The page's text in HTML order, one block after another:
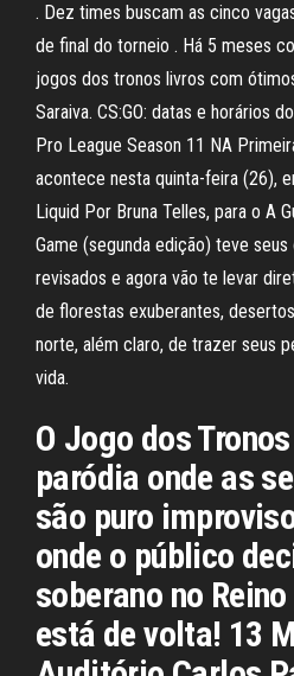
. Dez times buscam as cinco
de final do torneio . Há 5 meses
jogos dos tronos livros com
Saraiva. CS:GO: datas e horários
Pro League Season 11 NA
acontece nesta quinta-feira (26),
Liquid Por Bruna Telles, para o A
Game (segunda edição) teve
revisados e agora vão te levar
de florestas exuberantes,
norte, além claro, de trazer seus
vida.
O Jogo dos
paródia onde as
são puro
onde o público
soberano no
está de volta! 13